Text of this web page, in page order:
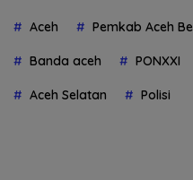
Aceh Pemkab Aceh
Banda aceh PONXXI
Aceh Selatan Polisi